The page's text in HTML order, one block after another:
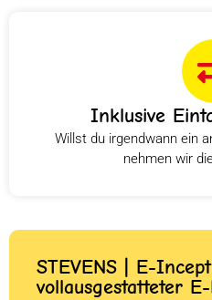
Inklusive
Willst du irgendwann ein
nehmen wir
STEVENS | E-
vollausgestatteter